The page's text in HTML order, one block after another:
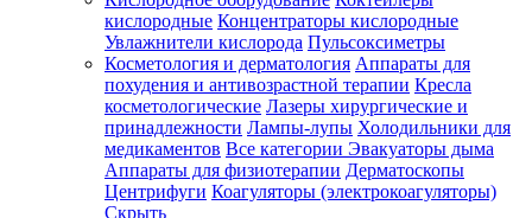
Зарегистрироваться
Зачем
регистрироваться?
кислородные Концентраторы кислородные
Увлажнители кислорода Пульсоксиметры
Косметология и дерматология Аппараты для
похудения и антивозрастной терапии Кресла
косметологические Лазеры хирургические и
принадлежности Лампы-лупы Холодильники для
медикаментов Все категории Эвакуаторы дыма
Аппараты для физиотерапии Дерматоскопы
Центрифуги Коагуляторы (электрокоагуляторы)
Скрыть